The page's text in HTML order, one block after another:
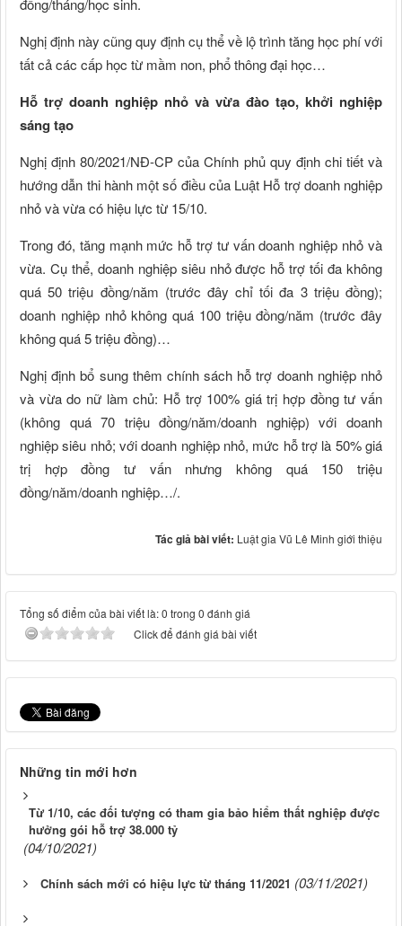
đồng/tháng/học sinh.
Nghị định này cũng quy định cụ thể về lộ trình tăng học phí với
tất cả các cấp học từ mầm non, phổ thông đại học…
Hỗ trợ doanh nghiệp nhỏ và vừa đào tạo, khởi nghiệp
sáng tạo
Nghị định 80/2021/NĐ-CP của Chính phủ quy định chi tiết và
hướng dẫn thi hành một số điều của Luật Hỗ trợ doanh nghiệp
nhỏ và vừa có hiệu lực từ 15/10.
Trong đó, tăng mạnh mức hỗ trợ tư vấn doanh nghiệp nhỏ và
vừa. Cụ thể, doanh nghiệp siêu nhỏ được hỗ trợ tối đa không
quá 50 triệu đồng/năm (trước đây chỉ tối đa 3 triệu đồng);
doanh nghiệp nhỏ không quá 100 triệu đồng/năm (trước đây
không quá 5 triệu đồng)…
Nghị định bổ sung thêm chính sách hỗ trợ doanh nghiệp nhỏ
và vừa do nữ làm chủ: Hỗ trợ 100% giá trị hợp đồng tư vấn
(không quá 70 triệu đồng/năm/doanh nghiệp) với doanh
nghiệp siêu nhỏ; với doanh nghiệp nhỏ, mức hỗ trợ là 50% giá
trị hợp đồng tư vấn nhưng không quá 150 triệu
đồng/năm/doanh nghiệp…/.
Tác giả bài viết: Luật gia Vũ Lê Minh giới thiệu
Tổng số điểm của bài viết là: 0 trong 0 đánh giá
Click để đánh giá bài viết
Những tin mới hơn
Từ 1/10, các đối tượng có tham gia bảo hiểm thất nghiệp được
hưởng gói hỗ trợ 38.000 tỷ
(04/10/2021)
Chính sách mới có hiệu lực từ tháng 11/2021 (03/11/2021)